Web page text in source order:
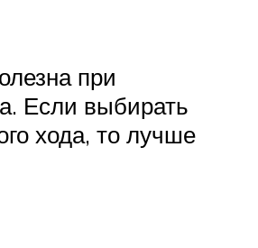
при
Если выбирать
хода, то лучше